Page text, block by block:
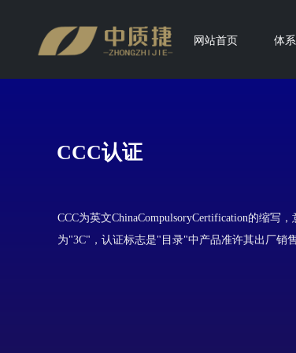
网站首页 体
CCC为英文ChinaCompulsoryCertification的缩写
为"3C"，认证标志是"目录"中产品准许其出厂销
CCC认证